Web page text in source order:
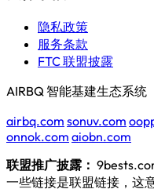
隐私政策
服务条款
FTC 联盟披露
AIRBQ 智能基建生态系统
airbq.com sonuv.com
onnok.com aiobn.com
联盟推广披露：
一些链接是联盟链接，这